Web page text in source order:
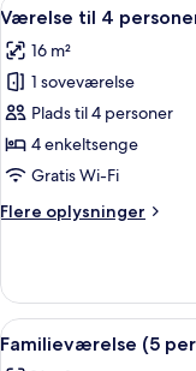
alle
billeder
af
Værelse
til
4
(inklusiv
6
Værelse til 4
16 m²
1 soveværelse
Plads til 4 personer
4 enkeltsenge
Gratis Wi-Fi
Flere oplysninger
Flere
til
4
personer
Indlæs
alle
6
Familieværelse (5